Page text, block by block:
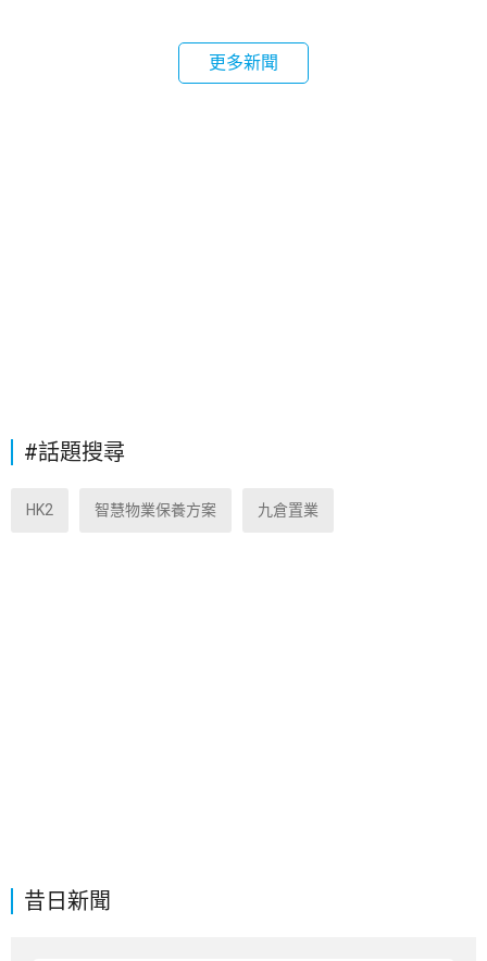
昔日新聞
更多新聞
#話題搜尋
HK2 智慧物業保養方案 九倉置業